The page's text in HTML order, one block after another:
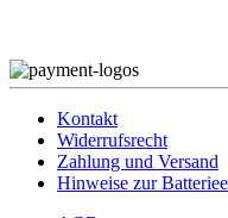
Kontakt
Widerrufsrecht
Zahlung und Versand
Hinweise zur